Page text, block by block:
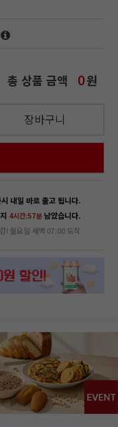
총 상품 금액 0원
장바구니
내일 바로 출고 됩니다.
4시간:56분남았습니다.
! 월요일 새벽 07:00 도착